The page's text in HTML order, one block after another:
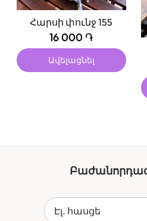
Հարսի փունջ 155
16 000 ֏
Ավելացնել
Էլ. հասցե